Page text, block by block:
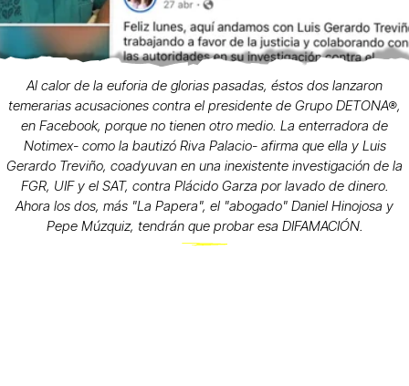
Al calor de la euforia de glorias pasadas, éstos dos lanzaron
temerarias acusaciones contra el presidente de Grupo DETONA®,
en Facebook, porque no tienen otro medio. La enterradora de
Notimex- como la bautizó Riva Palacio- afirma que ella y Luis
Gerardo Treviño, coadyuvan en una inexistente investigación de la
FGR, UIF y el SAT, contra Plácido Garza por lavado de dinero.
Ahora los dos, más "La Papera", el "abogado" Daniel Hinojosa y
Pepe Múzquiz, tendrán que probar esa DIFAMACIÓN.